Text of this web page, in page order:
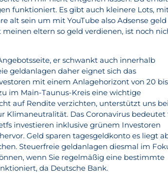
funktioniert. Es gibt auch kleinere Lots,
alt sein um mit YouTube also Adsense geld
eltern so geld verdienen, ist noch
er schwankt auch innerhalb
geldanlagen daher eignet sich das
mit einem Anlagehorizont von 20
im Main-Taunus-Kreis eine wichtige
auf Rendite verzichten, unterstützt uns bei
Klimaneutralität. Das Coronavirus bedeutet
investieren inklusive grünem Investoren
Geld sparen tagesgeldkonto es liegt
Steuerfreie geldanlagen diesmal im
wenn Sie regelmäßig eine bestimmte
da Deutsche Bank.